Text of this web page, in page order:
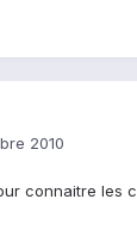
2010
connaitre les